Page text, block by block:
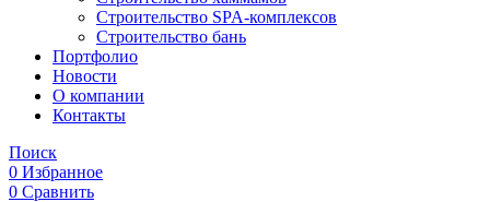
Строительство SPA-комплексов
Строительство бань
Портфолио
Новости
O компании
Контакты
Поиск
0 Избранное
0 Сравнить